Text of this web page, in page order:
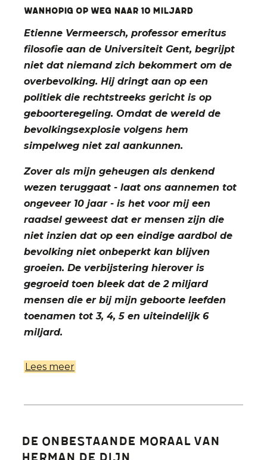
Wanhopig op weg naar 10 miljard
Etienne Vermeersch, professor emeritus
filosofie aan de Universiteit Gent, begrijpt
niet dat niemand zich bekommert om de
overbevolking. Hij dringt aan op een
politiek die rechtstreeks gericht is op
geboorteregeling. Omdat de wereld de
bevolkingsexplosie volgens hem
simpelweg niet zal aankunnen.
Zover als mijn geheugen als denkend
wezen teruggaat - laat ons aannemen tot
ongeveer 10 jaar - is het voor mij een
raadsel geweest dat er mensen zijn die
niet inzien dat op een eindige aardbol de
bevolking niet onbeperkt kan blijven
groeien. De verbijstering hierover is
gegroeid toen bleek dat de 2 miljard
mensen die er bij mijn geboorte leefden
toenamen tot 3, 4, 5 en uiteindelijk 6
miljard.
Lees meer
10
De onbestaande moraal van